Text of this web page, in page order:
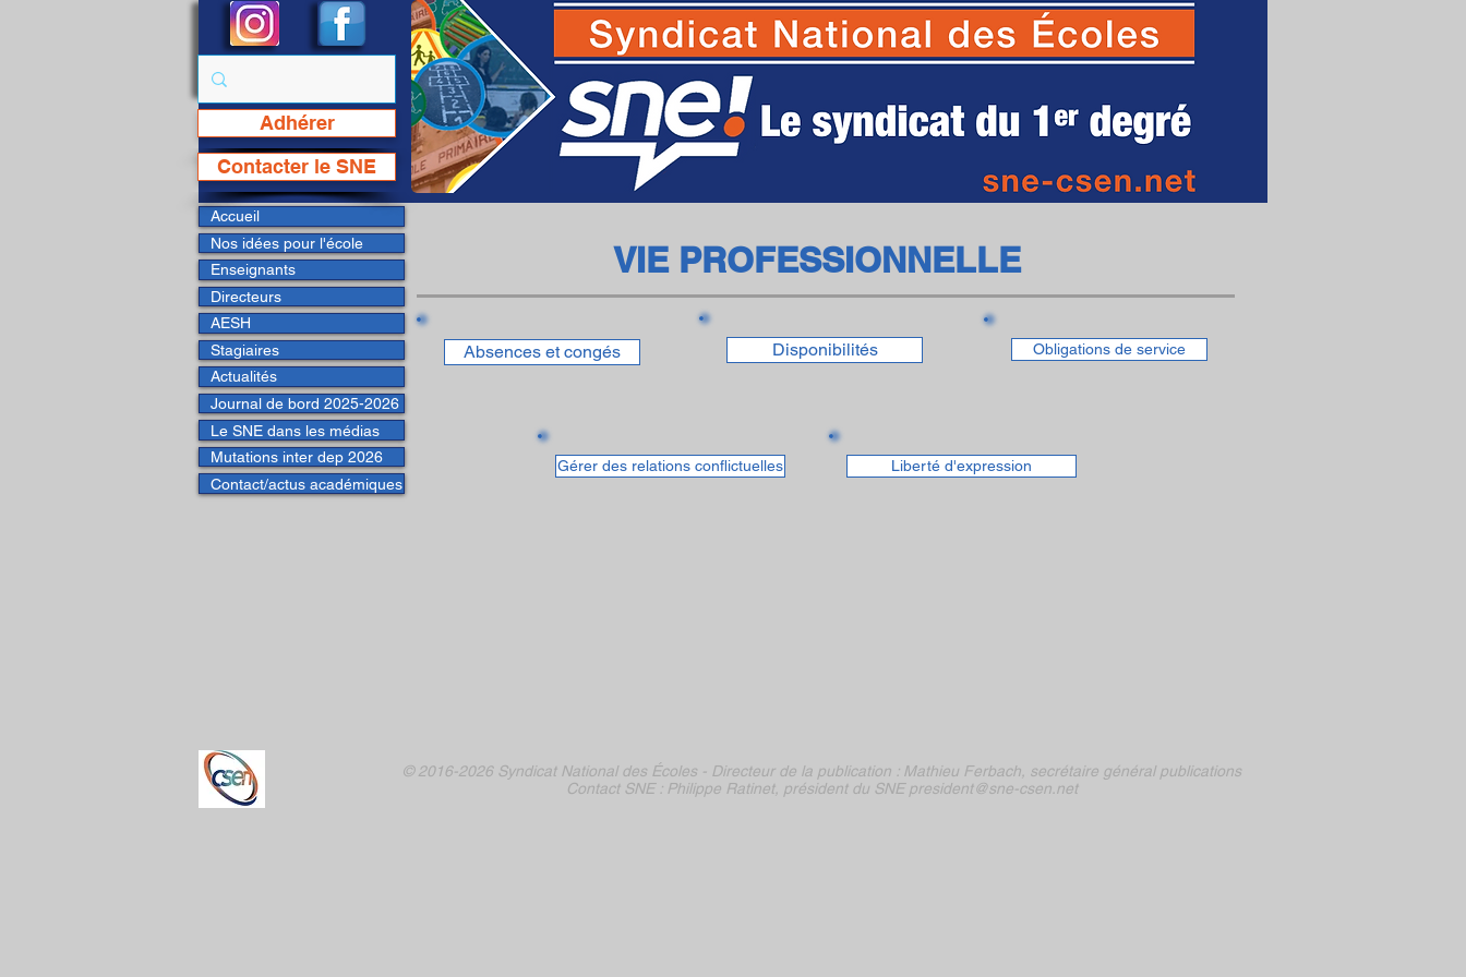
Adhérer
Contacter le SNE
VIE PROFESSIONNELLE
Absences et congés Disponibilités Obligations de service
Gérer des relations conflictuelles Liberté d'expression
SNE - Syndicat National des Ecoles
Page Facebook du SNE
Accueil
Nos idées pour l'école
Enseignants
Directeurs
AESH
Stagiaires
Actualités
Journal de bord 2025-2026
Le SNE dans les médias
Mutations inter dep 2026
Contact/actus académiques
© 2016-2026 Syndicat National des Écoles - Directeur de la publication : Mathieu Ferbach, secrétaire général publications
Contact SNE : Philippe Ratinet, président du SNEpresident@sne-csen.net